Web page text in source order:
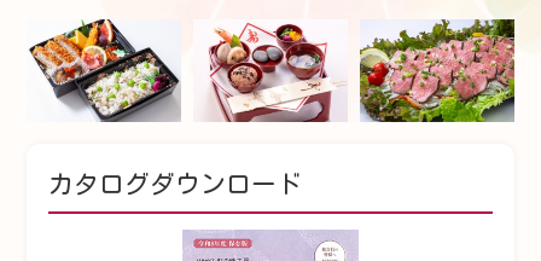
カタログダウンロード